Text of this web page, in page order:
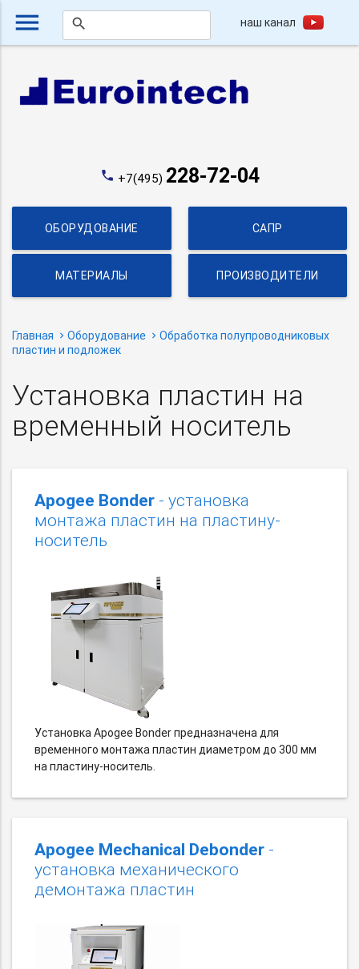
menu search наш канал
phone +7(495) 228-72-04
ОБОРУДОВАНИЕ САПР
МАТЕРИАЛЫ ПРОИЗВОДИТЕЛИ
Главная Оборудование
Обработка полупроводниковых
пластин и подложек
Установка пластин на
временный носитель
Apogee Bonder - установка
монтажа пластин на пластину-
носитель
Установка Apogee Bonder предназначена для
временного монтажа пластин диаметром до 300 мм
на пластину-носитель.
Apogee Mechanical Debonder -
установка механического
демонтажа пластин